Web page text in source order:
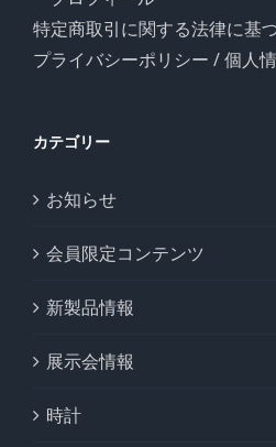
特定商取引に関する法律に基
プライバシーポリシー / 個人
カテゴリー
お知らせ
会員限定コンテンツ
新製品情報
展示会情報
時計